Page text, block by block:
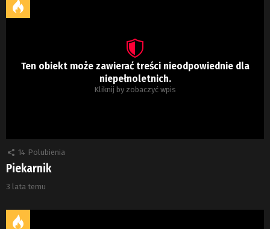
Ten obiekt może zawierać treści nieodpowiednie dla
niepełnoletnich.
Kliknij by zobaczyć wpis
14 Polubienia
Piekarnik
3 lata temu